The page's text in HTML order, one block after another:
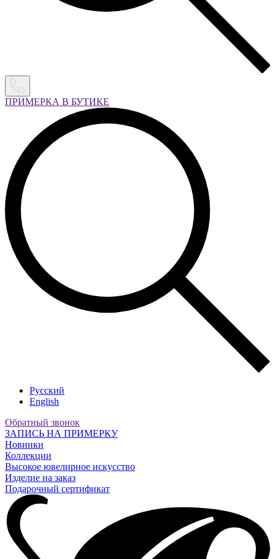
ПРИМЕРКА В БУТИКЕ
Русский
English
Обратный звонок
ЗАПИСЬ НА ПРИМЕРКУ
Новинки
Коллекции
Высокое ювелирное искусство
Изделие на заказ
Подарочный сертификат